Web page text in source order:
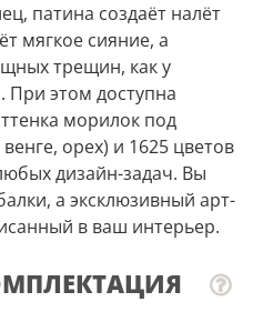
патина создаёт налёт
мягкое сияние, а
трещин, как у
При этом доступна
морилок под
орех) и 1625 цветов
дизайн-задач. Вы
а эксклюзивный арт-
в ваш интерьер.